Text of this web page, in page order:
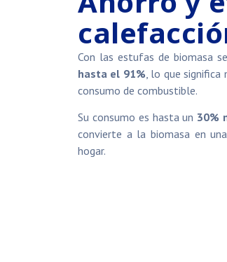
Con las estufas de biomasa
hasta el 91%, lo que significa
consumo de combustible.
Su consumo es hasta un 30%
convierte a la biomasa en
hogar.